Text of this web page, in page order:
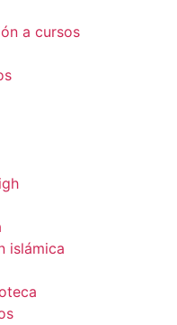
a cursos
islámica